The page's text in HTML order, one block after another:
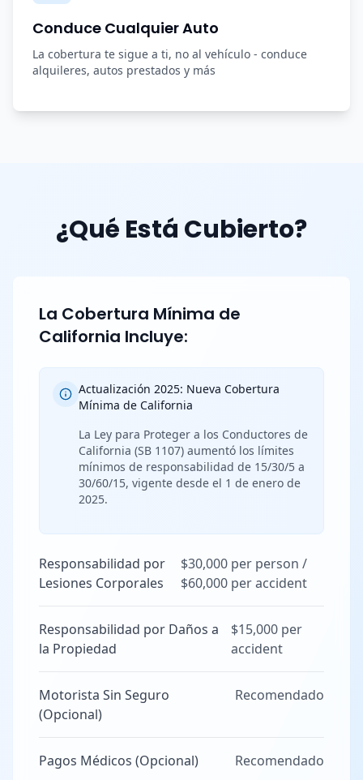
Conduce Cualquier Auto
La cobertura te sigue a ti, no al vehículo - conduce
alquileres, autos prestados y más
¿Qué Está Cubierto?
La Cobertura Mínima de
California Incluye:
Actualización 2025: Nueva Cobertura
Mínima de California
La Ley para Proteger a los Conductores de
California (SB 1107) aumentó los límites
mínimos de responsabilidad de 15/30/5 a
30/60/15, vigente desde el 1 de enero de
2025.
Responsabilidad por
Lesiones Corporales
$30,000 per person /
$60,000 per accident
Responsabilidad por Daños a
la Propiedad
$15,000 per
accident
Motorista Sin Seguro
(Opcional)
Recomendado
Pagos Médicos (Opcional) Recomendado